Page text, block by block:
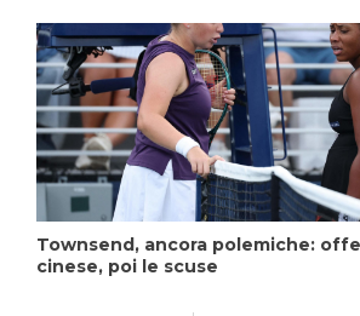
Townsend, ancora polemiche:
cinese, poi le scuse